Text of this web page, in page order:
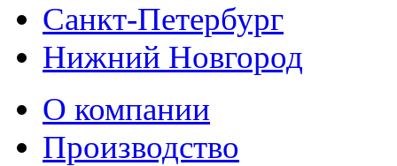
Санкт-Петербург
Нижний Новгород
О компании
Производство